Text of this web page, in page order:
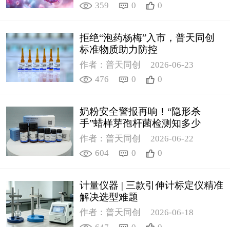
359
0 0
拒绝“泡药杨梅”入市，普天同创
标准物质助力防控
作者：普天同创
2026-06-23
476
0 0
奶粉安全警报再响！“隐形杀
手”蜡样芽孢杆菌检测知多少
作者：普天同创
2026-06-22
604
0 0
计量仪器 | 三款引伸计标定仪精准
解决选型难题
作者：普天同创
2026-06-18